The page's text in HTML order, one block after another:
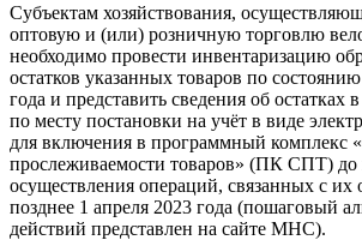
Субъектам хозяйствования,
оптовую и (или) розничную торговлю
необходимо провести инвентаризацию
остатков указанных товаров по
года и представить сведения об остатках
по месту постановки на учёт в виде
для включения в программный комплекс
прослеживаемости товаров» (ПК СПТ) до
осуществления операций, связанных с их
позднее 1 апреля 2023 года (пошаговый
действий представлен на сайте МНС).